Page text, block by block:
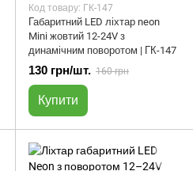
Код товару: ГК-147
Габаритний LED ліхтар neon
Mini жовтий 12-24V з
динамічним поворотом | ГК-147
130 грн/шт. 160 грн
Купити